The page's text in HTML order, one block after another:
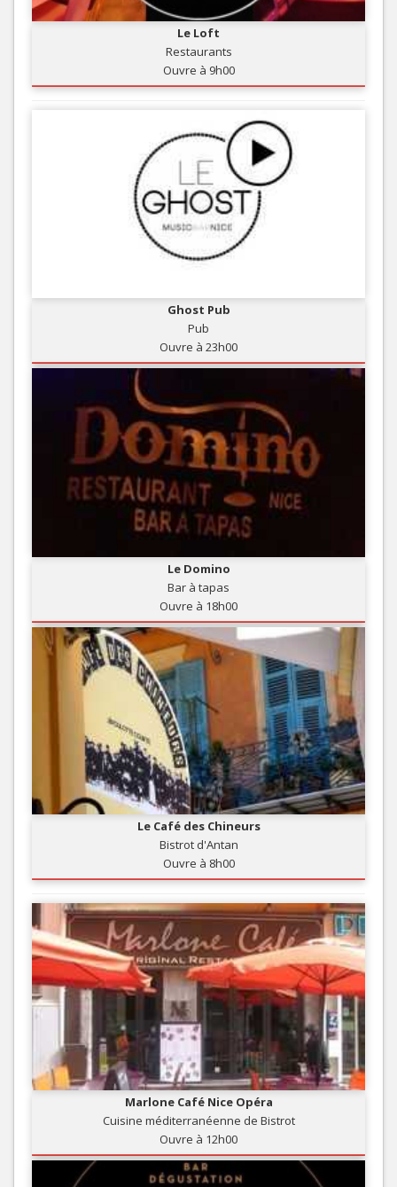
Le Loft
Restaurants
Ouvre à 9h00
Ghost Pub
Pub
Ouvre à 23h00
Le Domino
Bar à tapas
Ouvre à 18h00
Le Café des Chineurs
Bistrot d'Antan
Ouvre à 8h00
Marlone Café Nice Opéra
Cuisine méditerranéenne de Bistrot
Ouvre à 12h00